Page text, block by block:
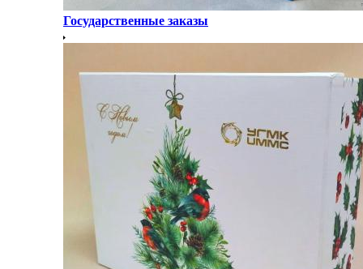
Государственные заказы